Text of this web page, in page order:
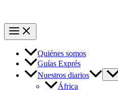
Quiénes somos
Guías Exprés
Nuestros diarios
África